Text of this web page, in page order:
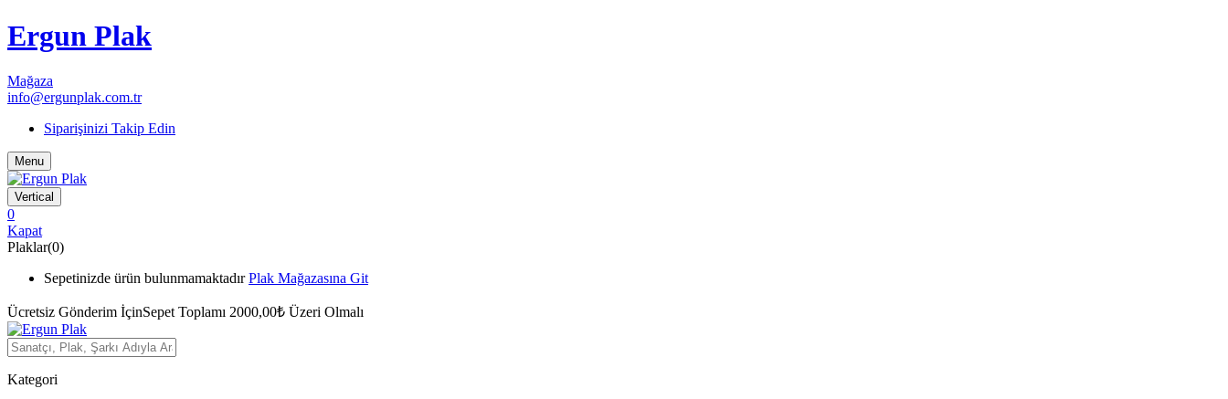
Ergun Plak
Mağaza
info@ergunplak.com.tr
Siparişinizi Takip Edin
Menu
Vertical
0
Kapat
Plaklar(0)
Sepetinizde ürün bulunmamaktadır Plak Mağazasına Git
Ücretsiz Gönderim İçinSepet Toplamı 2000,00₺ Üzeri Olmalı
Kategori